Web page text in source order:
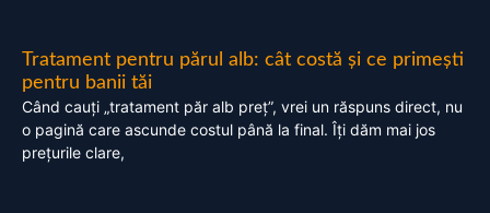
Tratament pentru părul alb: cât costă și ce primești
pentru banii tăi
Când cauți „tratament păr alb preț”, vrei un răspuns direct, nu
o pagină care ascunde costul până la final. Îți dăm mai jos
prețurile clare,